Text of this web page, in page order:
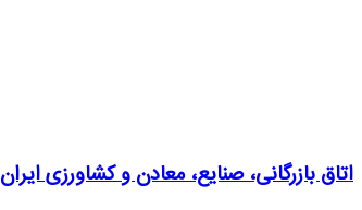
اتاق بازرگانی، صنایع، معادن و کشاورزی ایران